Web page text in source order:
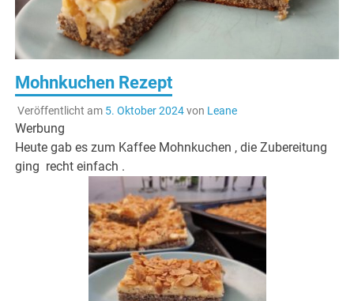
Mohnkuchen Rezept
Veröffentlicht am 5. Oktober 2024von Leane
Werbung
Heute gab es zum Kaffee Mohnkuchen , die Zubereitung
ging recht einfach .